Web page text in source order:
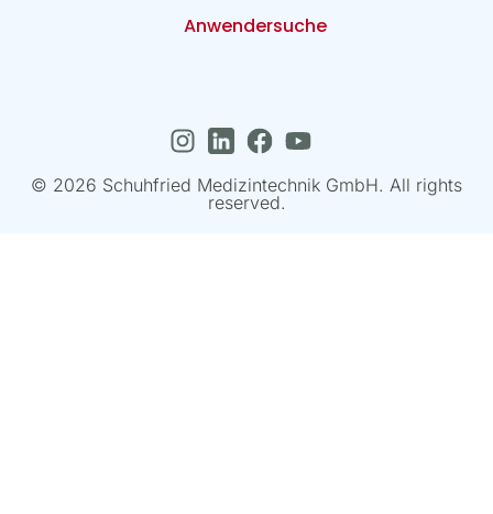
Anwendersuche
© 2026 Schuhfried Medizintechnik GmbH. All rights
reserved.